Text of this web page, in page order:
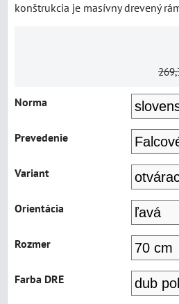
konštrukcia je masívny drevený
Norma
Prevedenie
Variant
Orientácia
Rozmer
Farba DRE